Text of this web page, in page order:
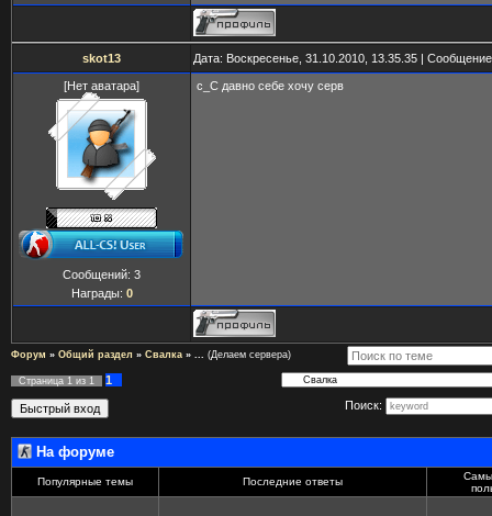
skot13 Дата: Воскресенье, 31.10.2010, 13.35.35 |
[Нет аватара]
Сообщений: 3
Награды: 0
c_C давно себе хочу серв
Форум » Общий раздел » Свалка » ... (Делаем сервера)
Страница 1 из 1
1
Поиск:
На форуме
Популярные темы Последние ответы